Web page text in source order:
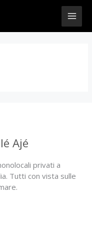
Ajé
privati a
Tutti con vista sulle